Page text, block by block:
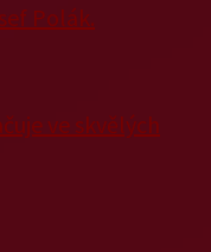
Polák.
ve skvělých